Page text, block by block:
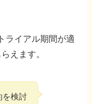
ライアル期間が適
えます。
を検討